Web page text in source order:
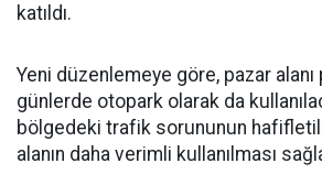
katıldı.
Yeni düzenlemeye göre, pazar alanı
günlerde otopark olarak da
bölgedeki trafik sorununun
alanın daha verimli kullanılması